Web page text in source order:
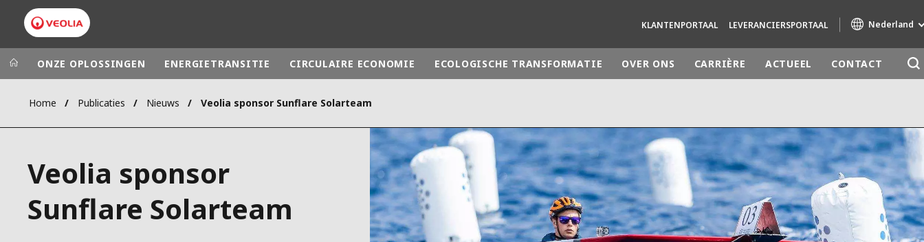
KLANTENPORTAAL LEVERANCIERSPORTAAL Nederland
Veolia Group
CAMPUS
FOUNDATION
INSTITUTE
In the world
AUSTRALIA AND NEW ZEALAND
EUROPE
LATIN AMERICA
NORTH AMERICA
AIR QUALITY
ENGINEERING & CONSULTING
HAZARDOUS WASTE EUROPE
INDUSTRIES GLOBAL SOLUTIONS
NUCLEAR SOLUTIONS
ONZE OPLOSSINGEN ENERGIETRANSITIE CIRCULAIRE ECONOMIE ECOLOGISCHE TRANSFORMATIE OVER ONS CARRIÈRE ACTUEEL CONTACT
Home Publicaties Nieuws Veolia sponsor Sunflare Solarteam
Veolia sponsor
Sunflare Solarteam